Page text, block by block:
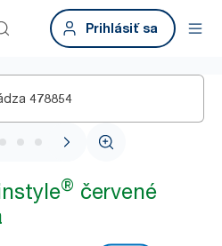
Prihlásiť sa
478854
1 / 5
® červené